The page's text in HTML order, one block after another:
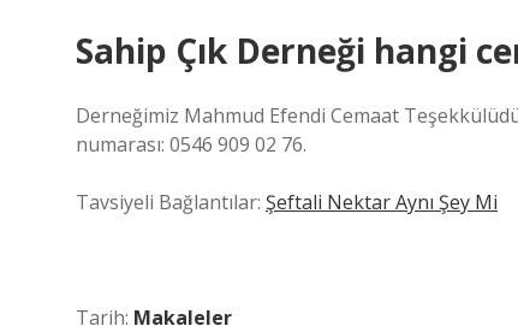
Sahip Çık Derneği hangi
Derneğimiz Mahmud Efendi Cemaat
numarası: 0546 909 02 76.
Tavsiyeli Bağlantılar: Şeftali Nektar Aynı Şey Mi
Tarih: Makaleler